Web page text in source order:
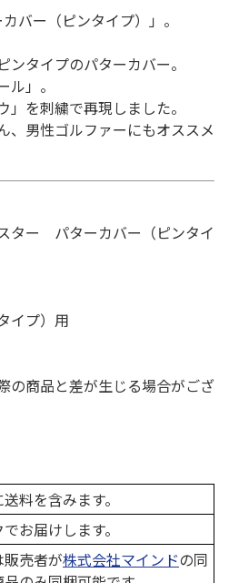
バー（ピンタイプ）」。
タイプのパターカバー。
」。
を刺繍で再現しました。
、男性ゴルファーにもオススメ
ター パターカバー（ピンタイ
イプ）用
の商品と差が生じる場合がござ
料を含みます。
お届けします。
販売者が株式会社マインドの同